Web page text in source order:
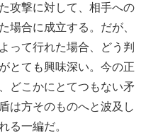
攻撃に対して、相手への
場合に成立する。だが、
って行れた場合、どう判
とても興味深い。今の正
どこかにとてつもない矛
は方そのものへと波及し
る一編だ。